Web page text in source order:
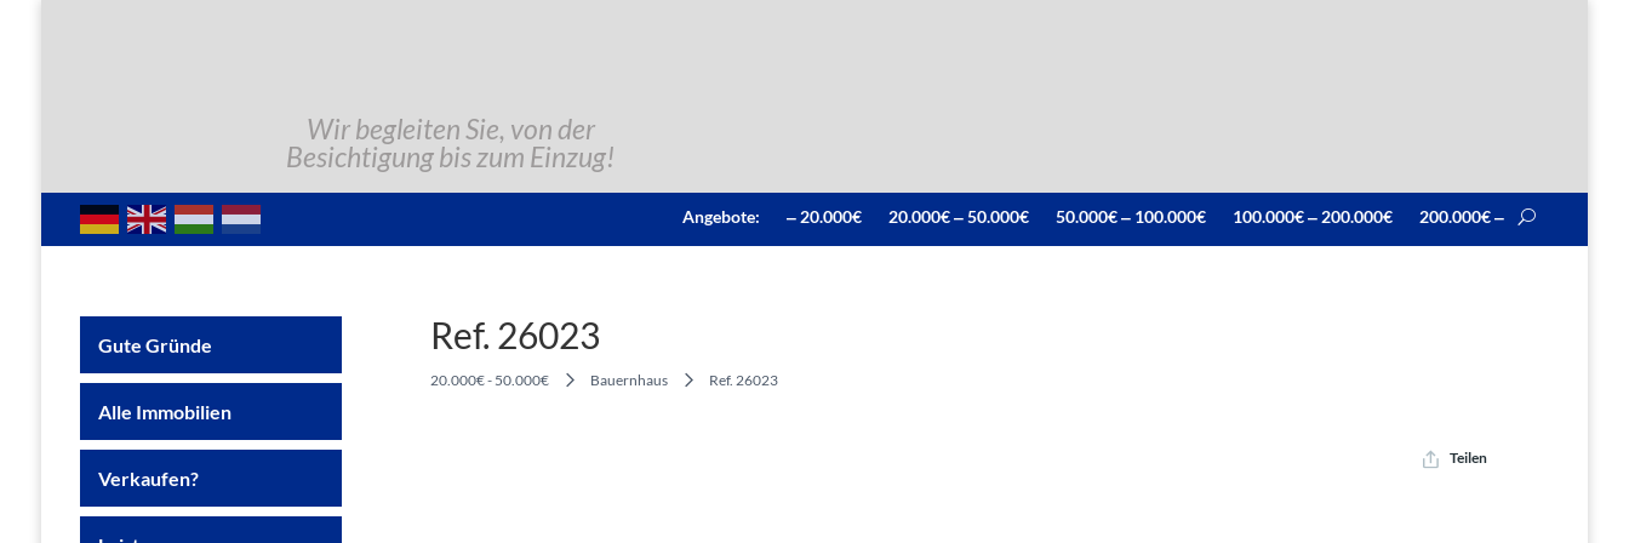
Wir begleiten Sie, von der
Besichtigung bis zum Einzug!
Angebote: ‒ 20.000€ 20.000€ ‒ 50.000€ 50.000€ ‒ 100.000€ 100.000€ ‒ 200.000€ 200.000€ ‒
Ref. 26023
20.000€ - 50.000€ Bauernhaus Ref. 26023
Teilen
Gute Gründe
Alle Immobilien
Verkaufen?